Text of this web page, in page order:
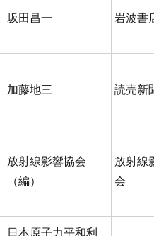
坂田昌一 岩波書
加藤地三 読売新
放射線影響協会
（編）
放射線
会
日本原子力平和利